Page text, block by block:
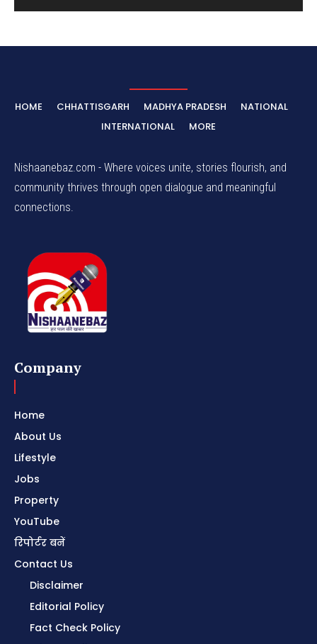
HOME CHHATTISGARH MADHYA PRADESH
NATIONAL
INTERNATIONAL
MORE
Nishaanebaz.com - Where voices unite, stories flourish, and
community thrives through open dialogue and meaningful
connections.
Company
Home
About Us
Lifestyle
Jobs
Property
YouTube
रिपोर्टर बनें
Contact Us
Disclaimer
Editorial Policy
Fact Check Policy